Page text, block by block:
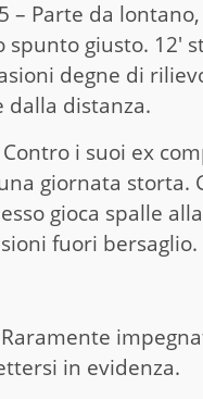
– Parte da
giusto. 12′ st
degne di
dalla distanza.
Contro i suoi ex
giornata storta.
gioca spalle
fuori bersaglio.
Raramente
in evidenza.